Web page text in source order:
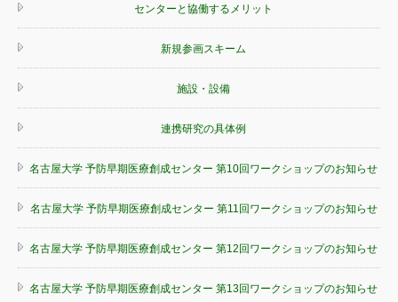
センターと協働するメリット
新規参画スキーム
施設・設備
連携研究の具体例
名古屋大学 予防早期医療創成センター 第10回ワークショップのお知らせ
名古屋大学 予防早期医療創成センター 第11回ワークショップのお知らせ
名古屋大学 予防早期医療創成センター 第12回ワークショップのお知らせ
名古屋大学 予防早期医療創成センター 第13回ワークショップのお知らせ